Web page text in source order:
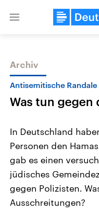
Close
Themen
Landtagswahl Sachsen-
2026
Alle Informationen
Sachsen-Anhalt wählt am
September 2026 einen
Landtag. Seit 2021 wird das
Bundesland von einer
Archiv
Antisemitische Randale
Was tun gegen
In Deutschland
Personen den
gab es einen
jüdisches
gegen Polizisten.
Ausschreitungen?